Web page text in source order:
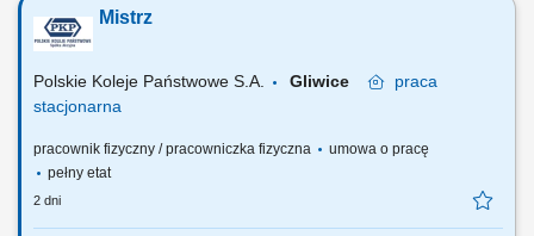
bezpieczeństwa firmy; Kontrolowanie stanu technicznego obiektu i
wszystkich instalacji; Reagowanie na bieżąco na zaistniałe usterki i
Mistrz
Polskie Koleje Państwowe S.A. Gliwice
praca
stacjonarna
pracownik fizyczny / pracowniczka fizyczna
umowa o pracę
pełny etat
2 dni